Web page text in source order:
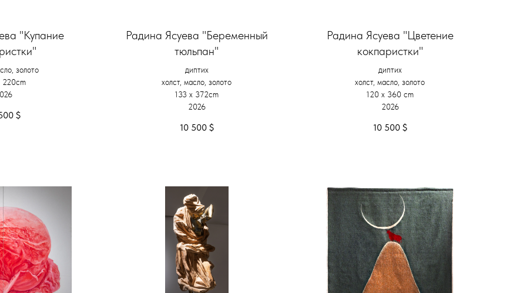
"Купание
золото
220cm
$
Радина Ясуева "Беременный
тюльпан"
диптих
холст, масло, золото
133 х 372cm
2026
10 500 $
Радина Ясуева "Цветение
кокпаристки"
диптих
холст, масло, золото
120 х 360 cm
2026
10 500 $